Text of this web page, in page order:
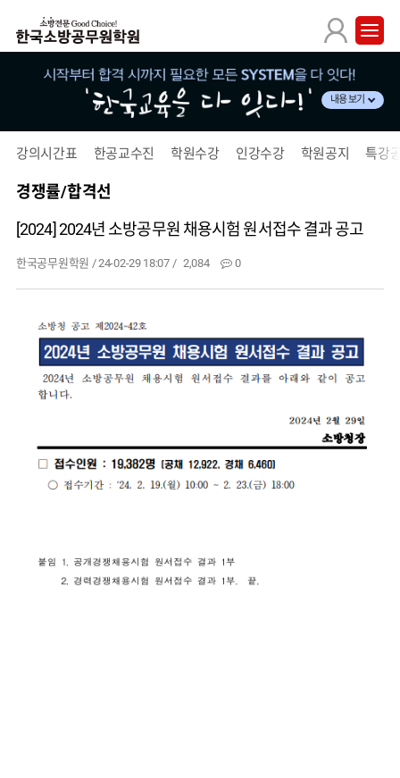
내용 보기
강의시간표 한공교수진 학원수강 인강수강 학원공지 특강
경쟁률/합격선
[2024] 2024년 소방공무원 채용시험 원서접수 결과 공고
한국공무원학원 /24-02-29 18:07 / 2,084 0